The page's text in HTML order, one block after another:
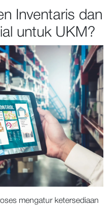
Inventaris dan
untuk UKM?
mengatur ketersediaan